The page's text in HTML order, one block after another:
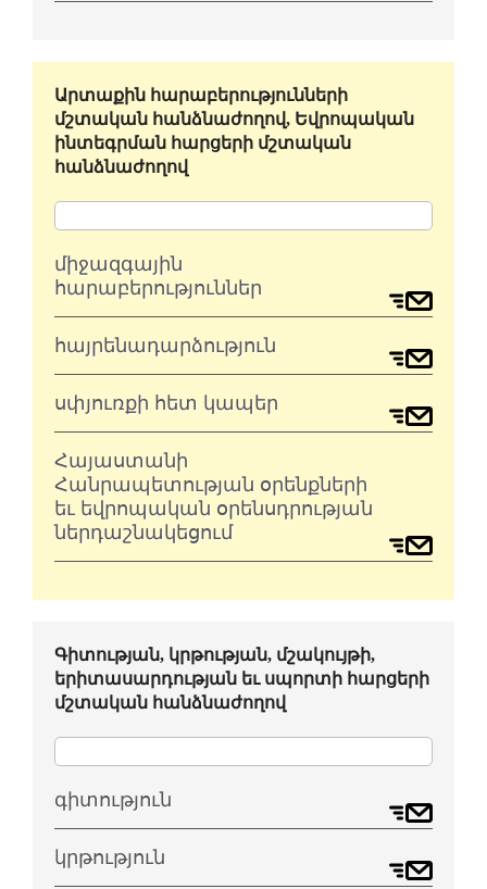
Արտաքին հարաբերությունների
մշտական հանձնաժողով, Եվրոպական
ինտեգրման հարցերի մշտական
հանձնաժողով
միջազգային
հարաբերություններ
հայրենադարձություն
սփյուռքի հետ կապեր
Հայաստանի
Հանրապետության օրենքների
եւ եվրոպական օրենսդրության
ներդաշնակեցում
Գիտության, կրթության, մշակույթի,
երիտասարդության եւ սպորտի հարցերի
մշտական հանձնաժողով
գիտություն
կրթություն